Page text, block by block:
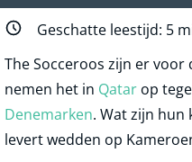
Geschatte leestijd: 5
The Socceroos zijn er
nemen het in Qatar op
Denemarken. Wat zijn hun
levert wedden op